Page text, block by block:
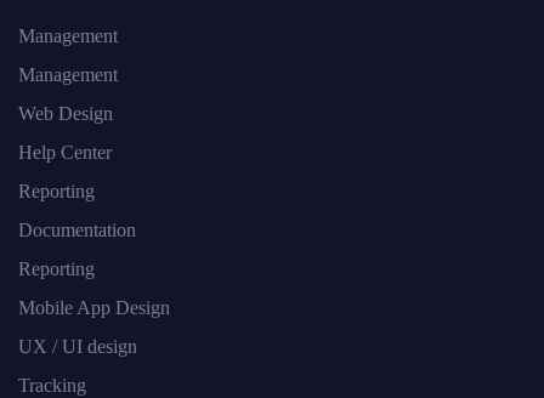
Management
Management
Web Design
Help Center
Reporting
Documentation
Reporting
Mobile App Design
UX / UI design
Tracking